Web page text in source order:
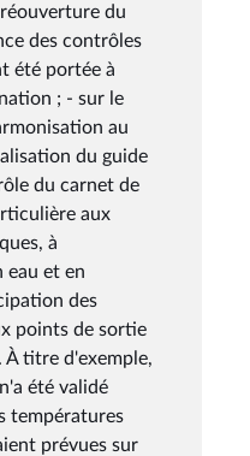
du
des contrôles
été portée à
; - sur le
au
du guide
du carnet de
aux
à
eau et en
des
points de sortie
À titre d'exemple,
été validé
températures
prévues sur